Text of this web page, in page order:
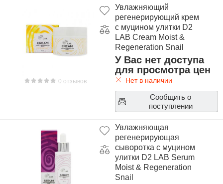
0 отзывов
Увлажняющий
регенерирующий крем
с муцином улитки D2
LAB Cream Moist &
Regeneration Snail
У Вас нет доступа
для просмотра цен
Нет в наличии
Сообщить о
поступлении
Увлажняющая
регенерирующая
сыворотка с муцином
улитки D2 LAB Serum
Moist & Regeneration
Snail